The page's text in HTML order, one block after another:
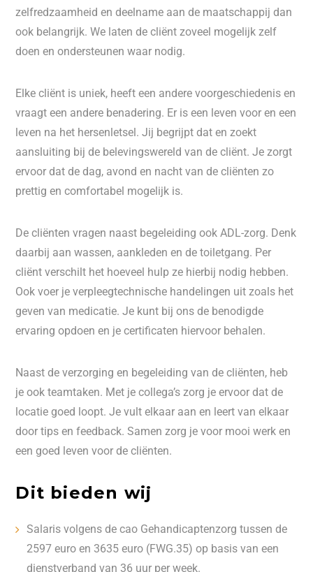
zelfredzaamheid en deelname aan de maatschappij dan
ook belangrijk. We laten de cliënt zoveel mogelijk zelf
doen en ondersteunen waar nodig.
Elke cliënt is uniek, heeft een andere voorgeschiedenis en
vraagt een andere benadering. Er is een leven voor en een
leven na het hersenletsel. Jij begrijpt dat en zoekt
aansluiting bij de belevingswereld van de cliënt. Je zorgt
ervoor dat de dag, avond en nacht van de cliënten zo
prettig en comfortabel mogelijk is.
De cliënten vragen naast begeleiding ook ADL-zorg. Denk
daarbij aan wassen, aankleden en de toiletgang. Per
cliënt verschilt het hoeveel hulp ze hierbij nodig hebben.
Ook voer je verpleegtechnische handelingen uit zoals het
geven van medicatie. Je kunt bij ons de benodigde
ervaring opdoen en je certificaten hiervoor behalen.
Naast de verzorging en begeleiding van de cliënten, heb
je ook teamtaken. Met je collega’s zorg je ervoor dat de
locatie goed loopt. Je vult elkaar aan en leert van elkaar
door tips en feedback. Samen zorg je voor mooi werk en
een goed leven voor de cliënten.
Dit bieden wij
Salaris volgens de cao Gehandicaptenzorg tussen de
2597 euro en 3635 euro (FWG.35) op basis van een
dienstverband van 36 uur per week.